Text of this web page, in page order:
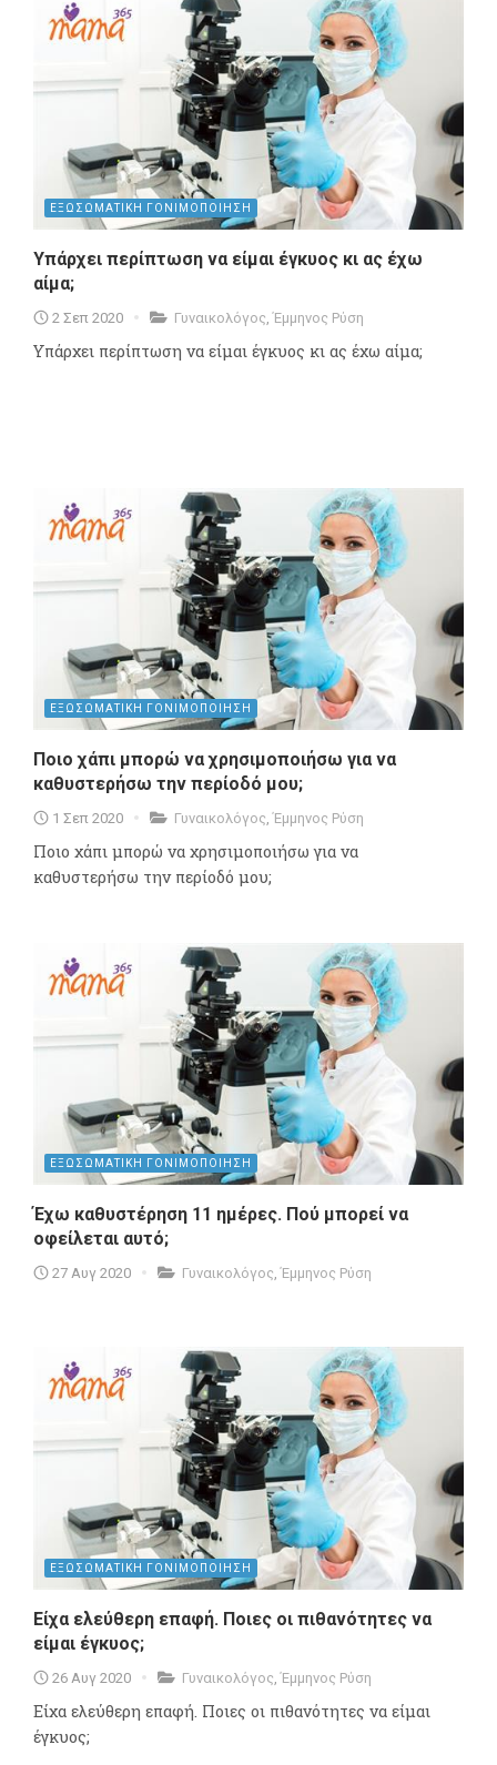
ΕΞΩΣΩΜΑΤΙΚΗ ΓΟΝΙΜΟΠΟΙΗΣΗ
Υπάρχει περίπτωση να είμαι έγκυος κι ας έχω
αίμα;
2 Σεπ 2020 Γυναικολόγος ,Έμμηνος Ρύση
Υπάρχει περίπτωση να είμαι έγκυος κι ας έχω αίμα;
ΕΞΩΣΩΜΑΤΙΚΗ ΓΟΝΙΜΟΠΟΙΗΣΗ
Ποιο χάπι μπορώ να χρησιμοποιήσω για να
καθυστερήσω την περίοδό μου;
1 Σεπ 2020 Γυναικολόγος,Έμμηνος Ρύση
Ποιο χάπι μπορώ να χρησιμοποιήσω για να
καθυστερήσω την περίοδό μου;
ΕΞΩΣΩΜΑΤΙΚΗ ΓΟΝΙΜΟΠΟΙΗΣΗ
Έχω καθυστέρηση 11 ημέρες. Πού μπορεί να
οφείλεται αυτό;
27 Αυγ 2020 Γυναικολόγος,Έμμηνος Ρύση
ΕΞΩΣΩΜΑΤΙΚΗ ΓΟΝΙΜΟΠΟΙΗΣΗ
Είχα ελεύθερη επαφή. Ποιες οι πιθανότητες να
είμαι έγκυος;
26 Αυγ 2020 Γυναικολόγος ,Έμμηνος Ρύση
Είχα ελεύθερη επαφή. Ποιες οι πιθανότητες να είμαι
έγκυος;